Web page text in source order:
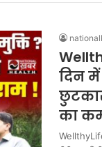
दिन
का